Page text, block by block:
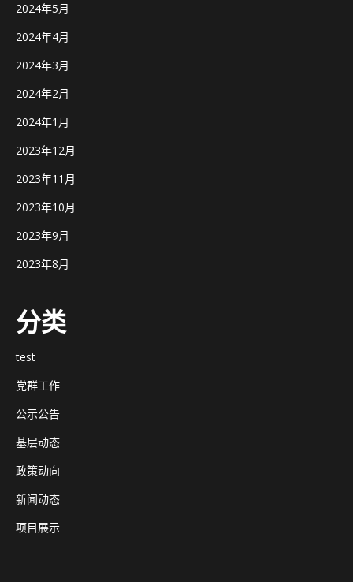
2024年5月
2024年4月
2024年3月
2024年2月
2024年1月
2023年12月
2023年11月
2023年10月
2023年9月
2023年8月
分类
test
党群工作
公示公告
基层动态
政策动向
新闻动态
项目展示